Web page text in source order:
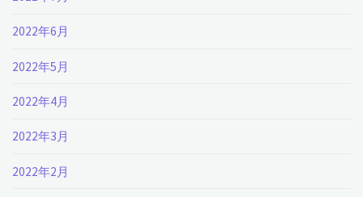
2022年6月
2022年5月
2022年4月
2022年3月
2022年2月